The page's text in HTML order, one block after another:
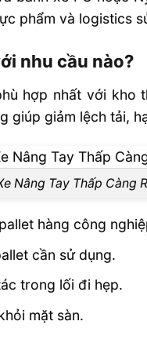
phẩm và logistics
nhu cầu nào?
hợp nhất với kho
giảm lệch tải,
Nâng Tay Thấp Càng
hàng công
cần sử dụng.
trong lối đi hẹp.
mặt sàn.